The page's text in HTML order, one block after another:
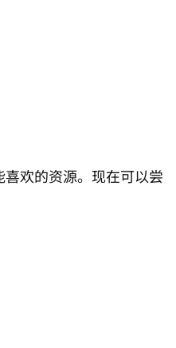
欢的资源。现在可以尝